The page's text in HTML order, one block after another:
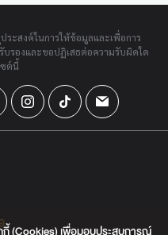
ะสงค์ในการให้ข้อมูลและเพื่อการ
รองและขอปฏิเสธต่อความรับผิดใด
ซต์นี้